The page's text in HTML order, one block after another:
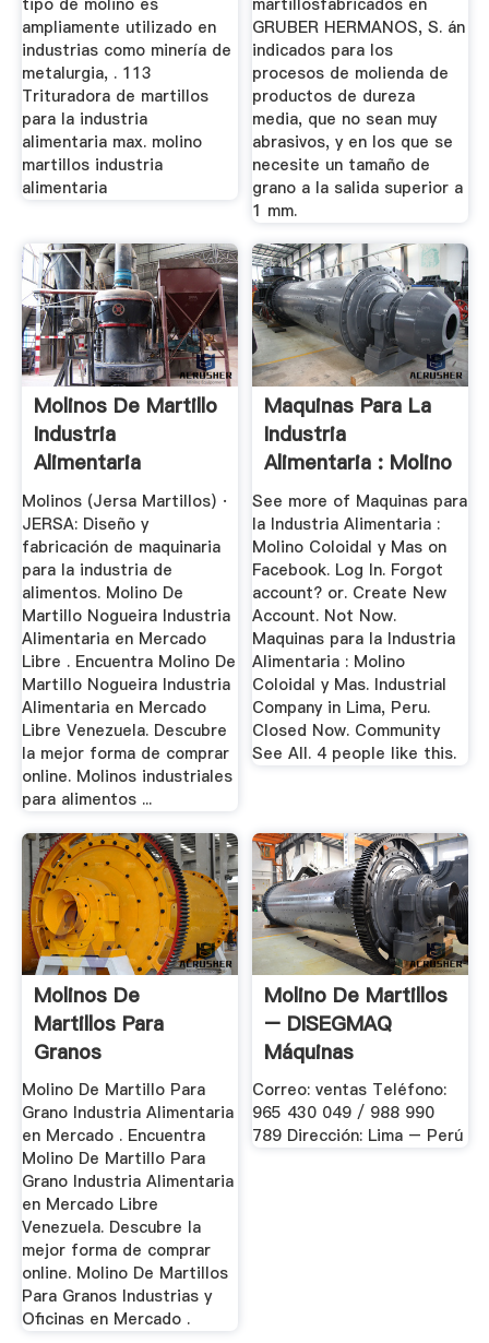
ampliamente utilizado en
industrias como minería de
metalurgia, . 113
Trituradora de martillos
para la industria
alimentaria max. molino
martillos industria
alimentaria
GRUBER HERMANOS, S. án
indicados para los
procesos de molienda de
productos de dureza
media, que no sean muy
abrasivos, y en los que se
necesite un tamaño de
grano a la salida superior a
1 mm.
Molinos De Martillo
Industria
Alimentaria
Molinos (Jersa Martillos) ·
JERSA: Diseño y
fabricación de maquinaria
para la industria de
alimentos. Molino De
Martillo Nogueira Industria
Alimentaria en Mercado
Libre . Encuentra Molino De
Martillo Nogueira Industria
Alimentaria en Mercado
Libre Venezuela. Descubre
la mejor forma de comprar
online. Molinos industriales
para alimentos ...
Maquinas Para La
Industria
Alimentaria : Molino
Coloidal Y ...
See more of Maquinas para
la Industria Alimentaria :
Molino Coloidal y Mas on
Facebook. Log In. Forgot
account? or. Create New
Account. Not Now.
Maquinas para la Industria
Alimentaria : Molino
Coloidal y Mas. Industrial
Company in Lima, Peru.
Closed Now. Community
See All. 4 people like this.
Molinos De
Martillos Para
Granos
Molino De Martillo Para
Grano Industria Alimentaria
en Mercado . Encuentra
Molino De Martillo Para
Grano Industria Alimentaria
en Mercado Libre
Venezuela. Descubre la
mejor forma de comprar
online. Molino De Martillos
Para Granos Industrias y
Oficinas en Mercado .
Molino De Martillos
– DISEGMAQ
Máquinas
Correo: ventas Teléfono:
965 430 049 / 988 990
789 Dirección: Lima – Perú